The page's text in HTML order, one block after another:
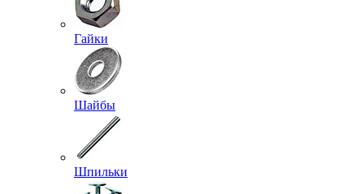
Гайки
Шайбы
Шпильки